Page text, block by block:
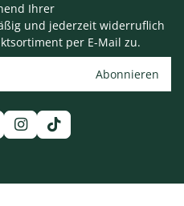
Ihrer
und jederzeit widerruflich
per E-Mail zu.
Abonnieren